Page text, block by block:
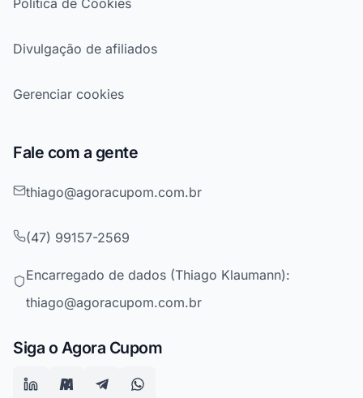
Política de Cookies
Divulgação de afiliados
Gerenciar cookies
Fale com a gente
thiago@agoracupom.com.br
(47) 99157-2569
Encarregado de dados (Thiago Klaumann):
thiago@agoracupom.com.br
Siga o Agora Cupom